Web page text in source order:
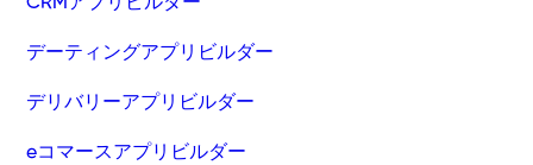
デーティングアプリビルダー
デリバリーアプリビルダー
eコマースアプリビルダー